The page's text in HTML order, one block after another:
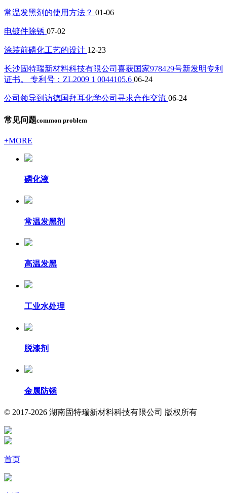
常温发黑剂的使用方法？ 01-06
电镀件除锈 07-02
涂装前磷化工艺的设计 12-23
长沙固特瑞新材料科技有限公司喜获国家978429号新发明专利
证书。 专利号：ZL2009 1 0044105.6 06-24
公司领导到访德国拜耳化学公司寻求合作交流 06-24
常见问题common problem
+MORE
磷化液
常温发黑剂
高温发黑
工业水处理
脱漆剂
金属防锈
© 2017-2026 湖南固特瑞新材料科技有限公司 版权所有
首页